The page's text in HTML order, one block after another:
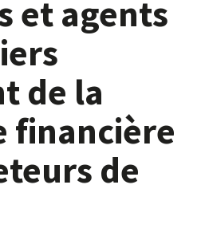
et agents
de la
financière
de